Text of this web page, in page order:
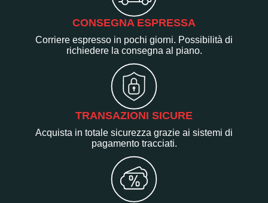
CONSEGNA ESPRESSA
Corriere espresso in pochi giorni. Possibilità di
richiedere la consegna al piano.
TRANSAZIONI SICURE
Acquista in totale sicurezza grazie ai sistemi di
pagamento tracciati.